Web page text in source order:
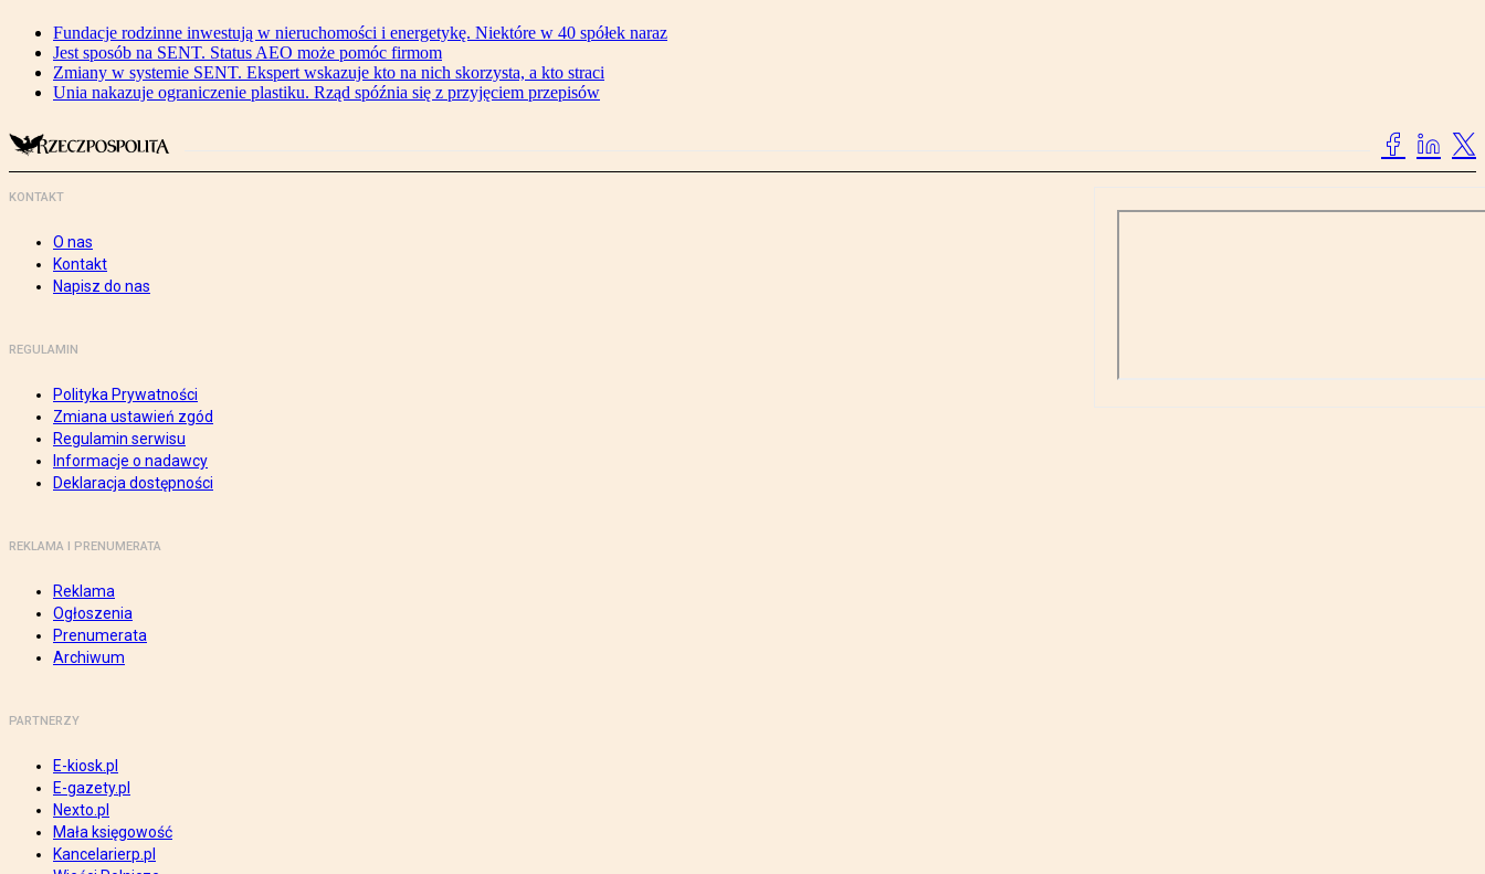
Fundacje rodzinne inwestują w nieruchomości i energetykę. Niektóre w 40 spółek naraz
Jest sposób na SENT. Status AEO może pomóc firmom
Zmiany w systemie SENT. Ekspert wskazuje kto na nich skorzysta, a kto straci
Unia nakazuje ograniczenie plastiku. Rząd spóźnia się z przyjęciem przepisów
KONTAKT
O nas
Kontakt
Napisz do nas
REGULAMIN
Polityka Prywatności
Zmiana ustawień zgód
Regulamin serwisu
Informacje o nadawcy
Deklaracja dostępności
REKLAMA I PRENUMERATA
Reklama
Ogłoszenia
Prenumerata
Archiwum
PARTNERZY
E-kiosk.pl
E-gazety.pl
Nexto.pl
Mała księgowość
Kancelarierp.pl